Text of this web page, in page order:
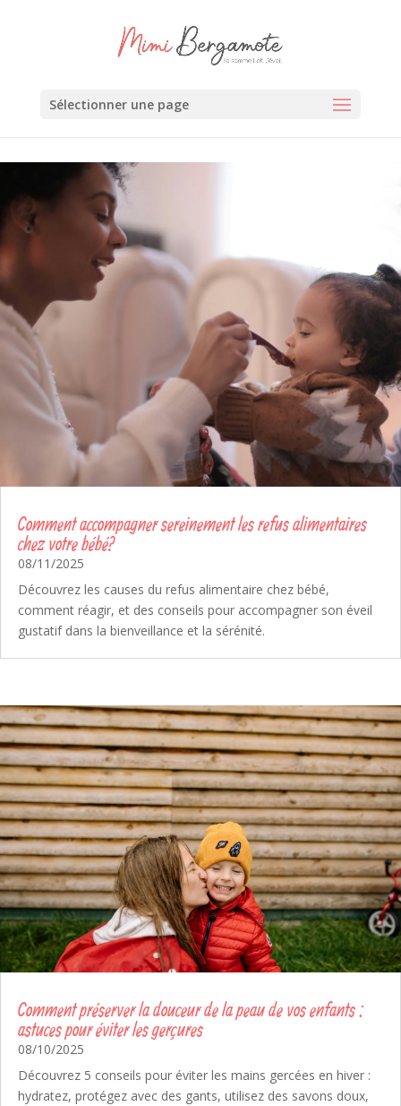
Sélectionner une page
Comment accompagner sereinement les refus alimentaires
chez votre bébé ?
08/11/2025
Découvrez les causes du refus alimentaire chez bébé,
comment réagir, et des conseils pour accompagner son éveil
gustatif dans la bienveillance et la sérénité.
Comment préserver la douceur de la peau de vos enfants :
astuces pour éviter les gerçures
08/10/2025
Découvrez 5 conseils pour éviter les mains gercées en hiver :
hydratez, protégez avec des gants, utilisez des savons doux,